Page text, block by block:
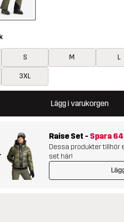
S M L
3XL
Lägg i varukorgen
att öppna en modal som
Raise Set - Spara
Dessa produkter tillhör
set här!